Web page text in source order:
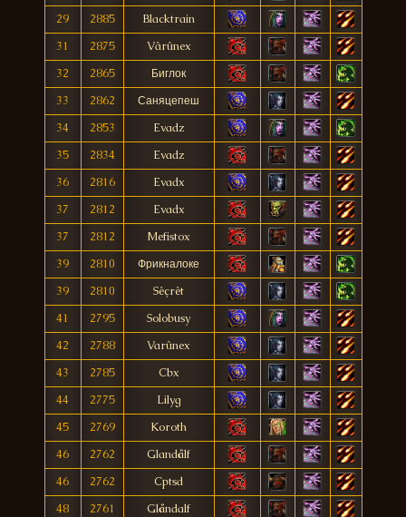
29
2885
Blacktrain
31
2875
Vârûnex
32
2865
Биглок
33
2862
Саняцепеш
34
2853
Evadz
35
2834
Evadz
36
2816
Evadx
37
2812
Evadx
37
2812
Mefistox
39
2810
Фрикналоке
39
2810
Sêçrêt
41
2795
Solobusy
42
2788
Varûnex
43
2785
Cbx
44
2775
Lilyg
45
2769
Koroth
46
2762
Glandålf
46
2762
Cptsd
48
2761
Glåndalf